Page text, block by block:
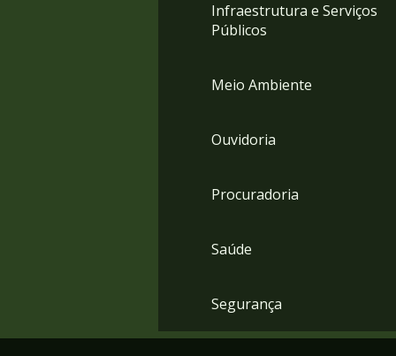
Infraestrutura e Serviços
Públicos
Meio Ambiente
Ouvidoria
Procuradoria
Saúde
Segurança